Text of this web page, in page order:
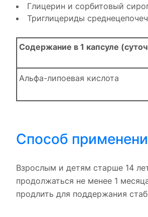
Глицерин и сорбитовый
Триглицериды
Содержание в 1 капсуле
Альфа-липоевая кислота
Способ
Взрослым и детям старше 14
продолжаться не менее 1
продлить для поддержания